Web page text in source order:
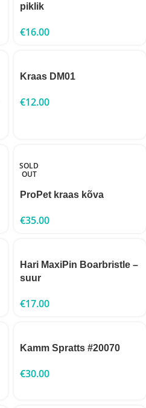
piklik
€16.00
Kraas DM01
€12.00
SOLD
OUT
ProPet kraas kõva
€35.00
Hari MaxiPin Boarbristle –
suur
€17.00
Kamm Spratts #20070
€30.00